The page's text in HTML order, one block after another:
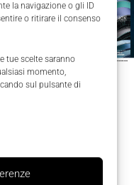
la navigazione o gli ID
o ritirare il consenso
tue scelte saranno
momento,
sul pulsante di